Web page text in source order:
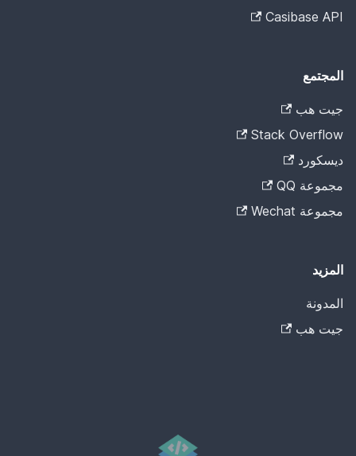
Casibase API
المجتمع
جيت هب
Stack Overflow
ديسكورد
مجموعة QQ
مجموعة Wechat
المزيد
المدونة
جيت هب